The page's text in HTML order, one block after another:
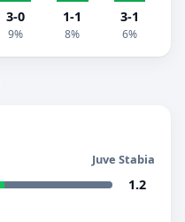
3-0
9%
1-1
8%
3-1
6%
Juve Stabia
1.2